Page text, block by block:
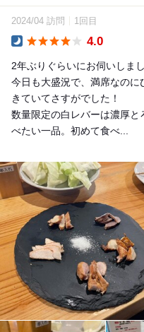
2024/04 訪問 1回目
4.0
2年ぶりぐらいにお伺いしまし
今日も大盛況で、満席なの
きていてさすがでした！
数量限定の白レバーは濃厚
べたい一品。初めて食べ...